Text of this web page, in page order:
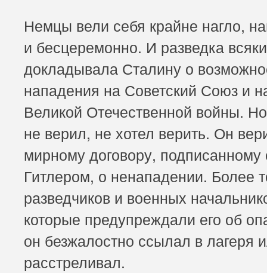
Немцы вели себя крайне нагло,
и бесцеремонно. И разведка
докладывала Сталину о
нападения на Советский Союз и
Великой Отечественной войны.
не верил, не хотел верить. Он
мирному договору, подписанному
Гитлером, о ненападении. Более
разведчиков и военных
которые предупреждали его об
он безжалостно ссылал в лагеря
расстреливал.